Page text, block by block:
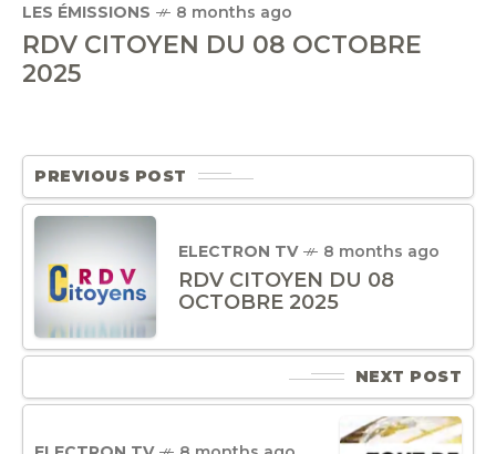
LES ÉMISSIONS 8 months ago
RDV CITOYEN DU 08 OCTOBRE
2025
PREVIOUS POST
ELECTRON TV 8 months ago
RDV CITOYEN DU 08
OCTOBRE 2025
NEXT POST